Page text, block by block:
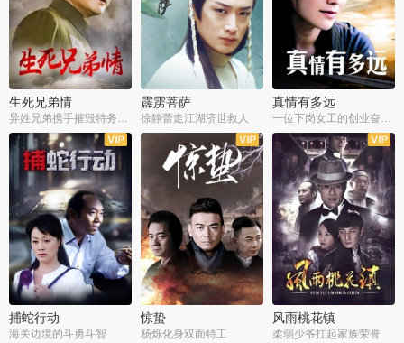
生死兄弟情
异姓兄弟携手摧毁特务阴谋
霹雳菩萨
徐静蕾走江湖济世救人
真情有多远
一位下岗女工的创业奋斗史
全22集
捕蛇行动
海关边境的斗勇斗智
全39集
惊蛰
杨烁化身双面特工
全36集
风雨桃花镇
柔弱少爷扛起家族荣誉